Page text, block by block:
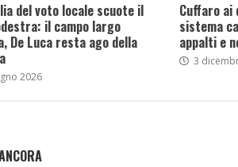
del voto locale scuote il
il campo largo
De Luca resta ago della
2026
Cuffaro ai
sistema
appalti e
3